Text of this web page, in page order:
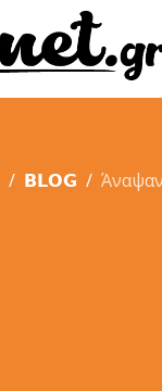
𝗕𝗟𝗢𝗚